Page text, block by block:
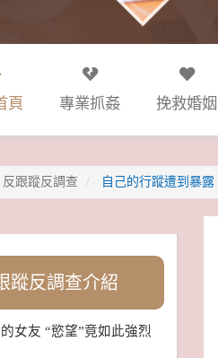
頁 專業抓姦 挽救婚姻
反跟蹤反調查 自己的行蹤遭到暴
蹤反調查介紹
女友 “慾望”竟如此強烈